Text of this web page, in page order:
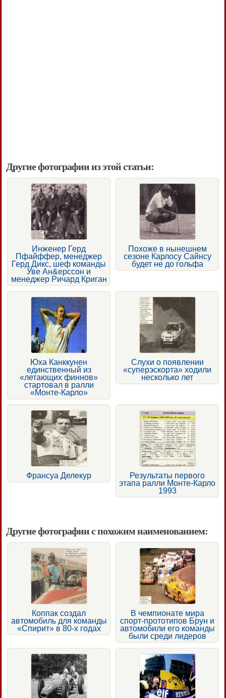
Другие фотографии из этой статьи:
Инженер Герд
Пфайффер, менеджер
Герд Дикс, шеф команды
Уве Ан&ерссон и
менеджер Ричард Криган
Похоже в нынешнем
сезоне Карлосу Сайнсу
будет не до гольфа
Юха Канккунен
единственный из
«летающих финнов»
стартовал в ралли
«Монте-Карло»
Слухи о появлении
«суперэскорта» ходили
несколько лет
Франсуа Делекур
Результаты первого
этапа ралли Монте-Карло
1993
Другие фотографии с похожим наименованием:
Коппак создал
автомобиль для команды
«Спирит» в 80-х годах
В чемпионате мира
спорт-прототипов Брун и
автомобили его команды
были среди лидеров